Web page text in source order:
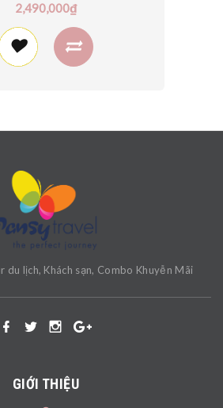
2,490,000₫
du lịch, Khách sạn, Combo Khuyễn Mãi
GIỚI THIỆU